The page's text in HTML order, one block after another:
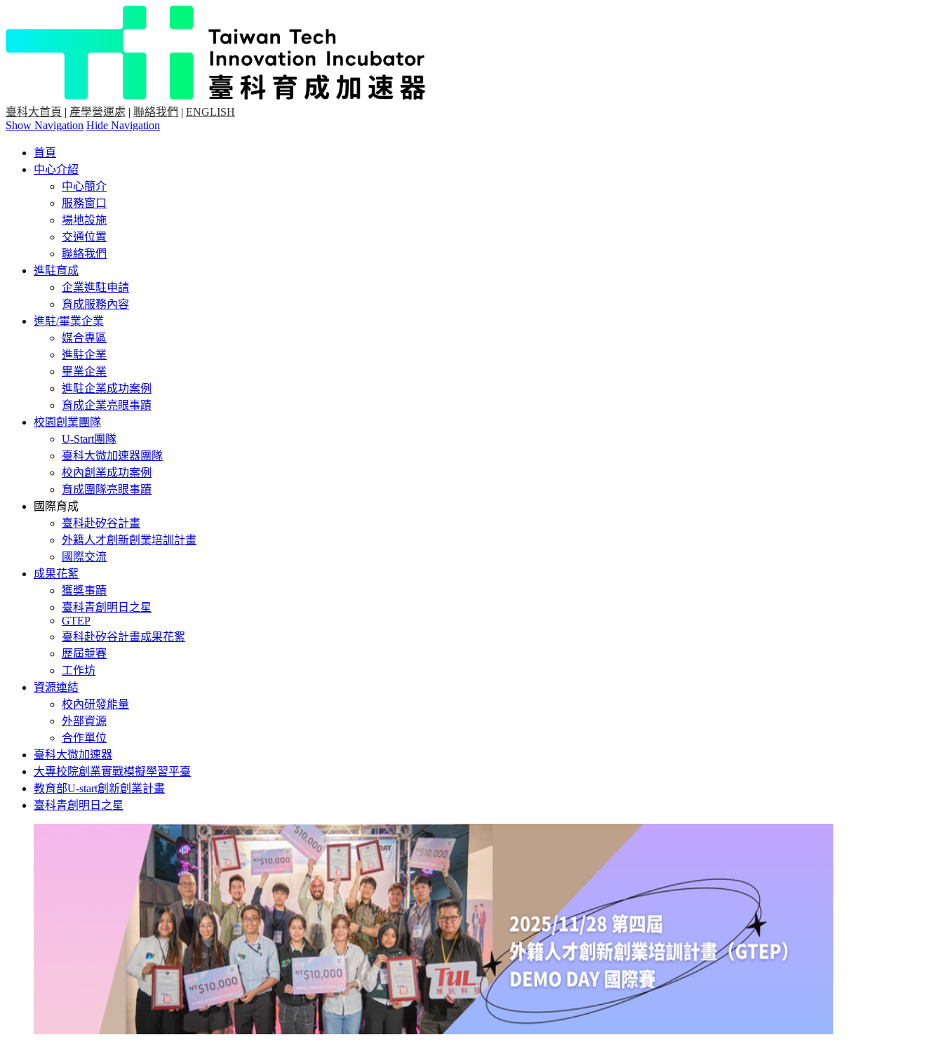
臺科大首頁 | 產學營運處 | 聯絡我們 | ENGLISH
Show Navigation Hide Navigation
首頁
中心介紹
中心簡介
服務窗口
場地設施
交通位置
聯絡我們
進駐育成
企業進駐申請
育成服務內容
進駐/畢業企業
媒合專區
進駐企業
畢業企業
進駐企業成功案例
育成企業亮眼事蹟
校園創業團隊
U-Start團隊
臺科大微加速器團隊
校內創業成功案例
育成團隊亮眼事蹟
國際育成
臺科赴矽谷計畫
外籍人才創新創業培訓計畫
國際交流
成果花絮
獲獎事蹟
臺科青創明日之星
GTEP
臺科赴矽谷計畫成果花絮
歷屆競賽
工作坊
資源連結
校內研發能量
外部資源
合作單位
臺科大微加速器
大專校院創業實戰模擬學習平臺
教育部U-start創新創業計畫
臺科青創明日之星